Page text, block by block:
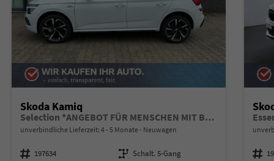
Skoda Kamiq
Selection *ANGEBOT FÜR MENSCHEN MIT BEHINDERUNG AB 50%! 1.0 TSI 95PS, Klimaanlage, Sitzheizung, Parksensoren hinten, LED-Scheinwerfer, Tempomat, Infotainment 8", Virtual Cockpit Nebelscheinwerfer, Dachreling
unverbindliche Lieferzeit: 4 - 5 Monate Neuwagen
Fahrzeugnummer 197634 Getriebe Schalt. 5-Gang
Fahrzeugnummer